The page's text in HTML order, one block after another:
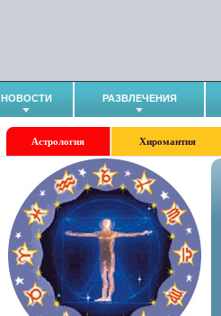
НОВОСТИ РАЗВЛЕЧЕНИЯ
Астрология Хиромантия